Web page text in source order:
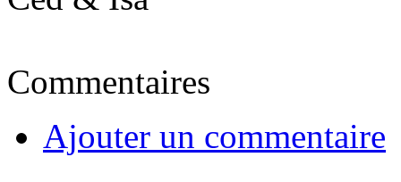
Commentaires
Ajouter un commentaire